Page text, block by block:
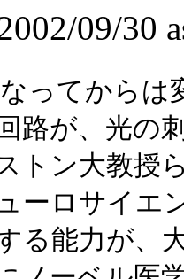
09/30
ってからは
路が、光の
トン大教授
ーロサイエ
る能力が、